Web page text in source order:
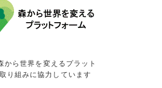
から世界を変えるプラット
り組みに協力しています